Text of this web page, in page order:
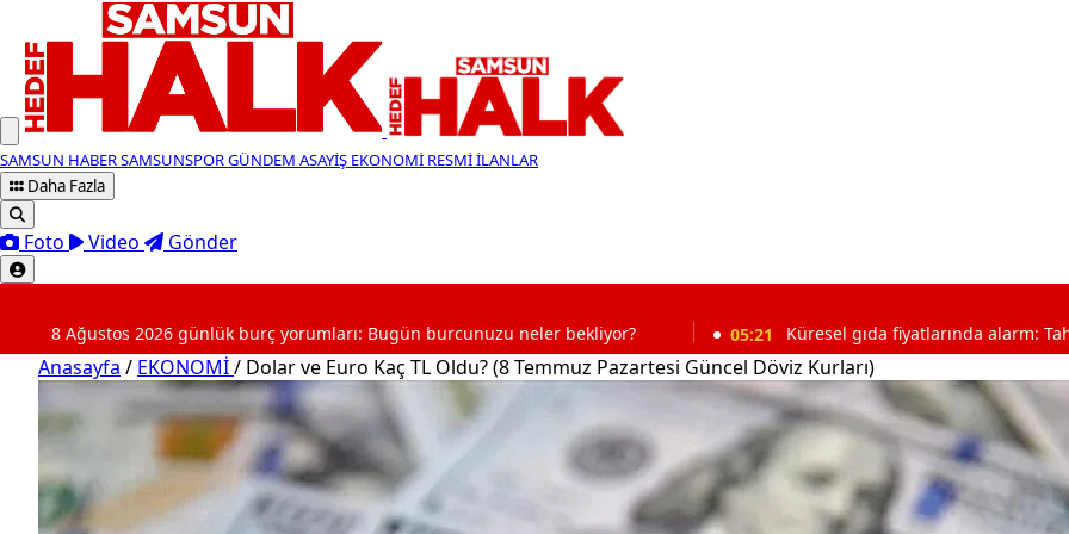
SAMSUN HABERSAMSUNSPORGÜNDEM ASAYİŞ EKONOMİ RESMİ İLANLAR
Daha Fazla
Foto Video Gönder
2026 günlük burç yorumları: Bugün burcunuzu neler bekliyor? Küresel gıda fiyatlarında alarm: Tahıl ve yağ
Anasayfa / EKONOMİ/ Dolar ve Euro Kaç TL Oldu? (8 Temmuz Pazartesi Güncel Döviz Kurları)